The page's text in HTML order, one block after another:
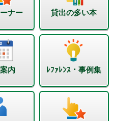
ナー 貸出の多い本
内 ﾚﾌｧﾚﾝｽ・事例集